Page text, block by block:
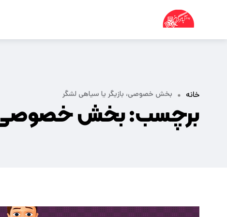
خانه بخش خصوصی، بازیگر یا سیاهی لشگر
برچسب:بخش خصوصی،